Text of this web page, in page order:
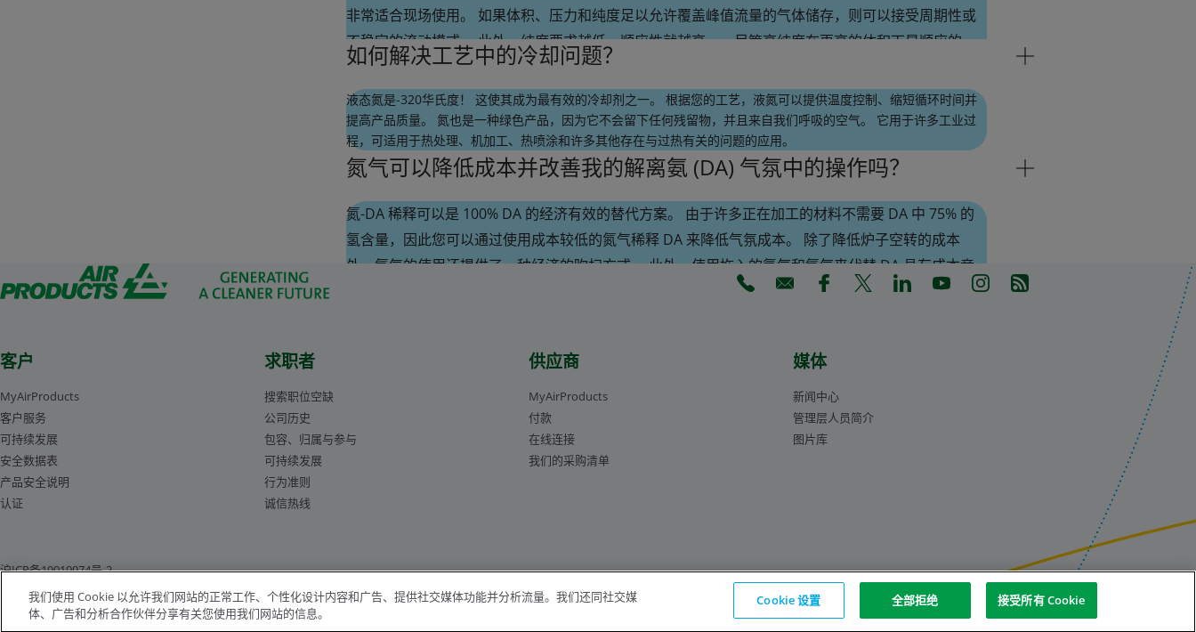
Don Bowe
Don Bowe
应用工程师
非常适合现场使用。 如果体积、压力和纯度足以允许覆盖峰值流量的气体储存，则可以接受周期性或
不稳定的流动模式。 此外，纯度要求越低，顺应性就越高——尽管高纯度在更高的体积下是顺应的。
其他因素包括当地的电力成本和所需的压力。 没有明确的规则来定义何时从交付切换到现场。 不同的
现场选项可满足您的氮气要求，包括变压吸附、膜或低温。 依靠空气产品公司在现场技术方面的丰富
经验，帮助您确定最佳供应模式。
如何解决工艺中的冷却问题？
液态氮是-320华氏度！ 这使其成为最有效的冷却剂之一。 根据您的工艺，液氮可以提供温度控制、缩短循环时间并
提高产品质量。 氮也是一种绿色产品，因为它不会留下任何残留物，并且来自我们呼吸的空气。 它用于许多工业过
程，可适用于热处理、机加工、热喷涂和许多其他存在与过热有关的问题的应用。
Don Bowe
应用工程师
氮气可以降低成本并改善我的解离氨 (DA) 气氛中的操作吗？
氮-DA 稀释可以是 100% DA 的经济有效的替代方案。 由于许多正在加工的材料不需要 DA 中 75% 的
氢含量，因此您可以通过使用成本较低的氮气稀释 DA 来降低气氛成本。 除了降低炉子空转的成本
外，氮气的使用还提供了一种经济的吹扫方式。 此外，使用拖入的氢气和氮气来代替 DA 具有成本竞
(Opens in a new tab)
(Opens in a new tab)
(Opens in a new tab)
(Opens in a new tab)
(Opens in a new tab)
(Opens in a new tab)
(Opens in a new tab)
(Opens in a new tab)
客户
MyAirProducts
客户服务
可持续发展
安全数据表
产品安全说明
认证
求职者
搜索职位空缺
公司历史
包容、归属与参与
可持续发展
行为准则
诚信热线
供应商
MyAirProducts
付款
在线连接
我们的采购清单
媒体
新闻中心
管理层人员简介
图片库
沪ICP备19019974号-2
版权所有©1996-2026 空气化工产品有限公司（ Air Products and Chemicals, Inc.）保留所有权利。
我们使用 Cookie 以允许我们网站的正常工作、个性化设计内容和广告、提供社交媒体功能并分析流量。我们还同社交媒
体、广告和分析合作伙伴分享有关您使用我们网站的信息。
Cookie 设置 全部拒绝 接受所有 Cookie